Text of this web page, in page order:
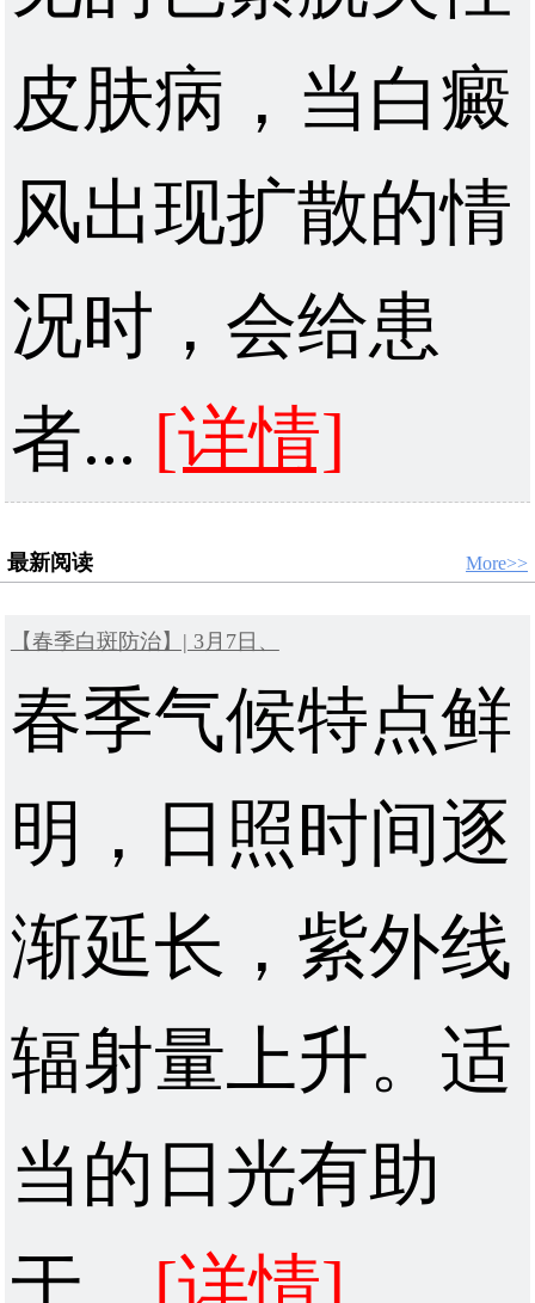
皮肤病，当白癜
风出现扩散的情
况时，会给患
者... [详情]
最新阅读 More>>
【春季白斑防治】| 3月7日、
春季气候特点鲜
明，日照时间逐
渐延长，紫外线
辐射量上升。适
当的日光有助